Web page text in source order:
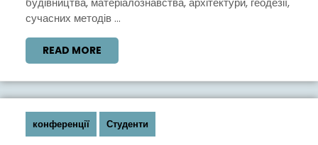
сучасних методів ...
READ MORE
MORE
конференції Студенти